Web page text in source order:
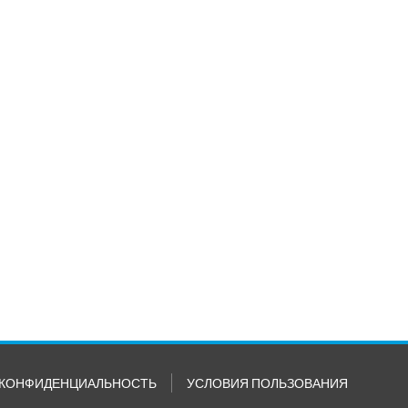
КОНФИДЕНЦИАЛЬНОСТЬ УСЛОВИЯ ПОЛЬЗОВАНИЯ